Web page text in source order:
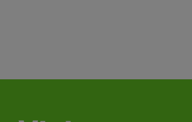
Requisitos e documentação